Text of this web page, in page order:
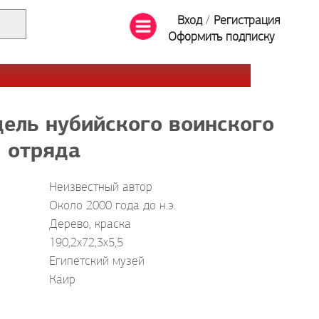
Вход/ Регистрация
Оформить подписку
нубийского воинского
отряда
Неизвестный автор
Около 2000 года до н.э.
Дерево, краска
190,2x72,3x5,5
Египетский музей
Каир